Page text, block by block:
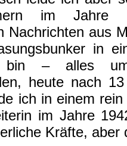
im Jahre
Nachrichten aus
in
bin – alles
heute nach
ich in einem
im Jahre
Kräfte, aber